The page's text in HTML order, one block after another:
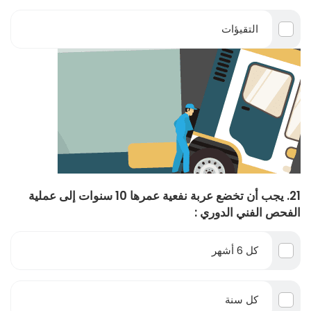
التقيؤات
21. يجب أن تخضع عربة نفعية عمرها 10 سنوات إلى عملية
الفحص الفني الدوري :
كل 6 أشهر
كل سنة